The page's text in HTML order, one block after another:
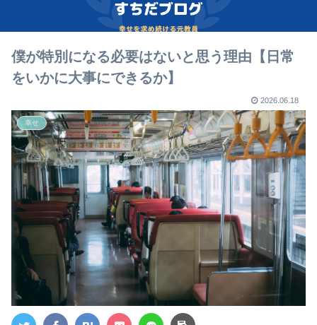
僕が特別になる必要はないと思う理由【日常
をいかに大事にできるか】
2026.06.18
幸せ